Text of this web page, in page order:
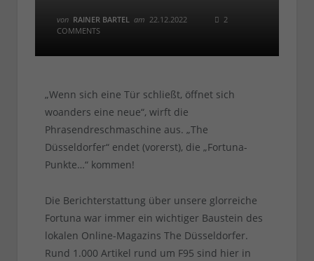
von RAINER BARTEL am 22.12.2022
2
COMMENTS
„Wenn sich eine Tür schließt, öffnet sich
woanders eine neue“, wirft die
Phrasendreschmaschine aus. „The
Düsseldorfer“ endet (vorerst), die „Fortuna-
Punkte…“ kommen!
Die Berichterstattung über unsere glorreiche
Fortuna war immer ein wichtiger Baustein des
lokalen Online-Magazins The Düsseldorfer.
Rund 1.000 Artikel rund um F95 sind hier in